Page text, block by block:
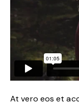
At vero eos et